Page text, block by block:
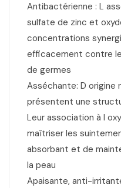
Antibactérienne : L
sulfate de zinc et
concentrations
efficacement contre
de germes
Asséchante: D origine
présentent une
Leur association à l
maîtriser les
absorbant et de
la peau
Apaisante, anti-